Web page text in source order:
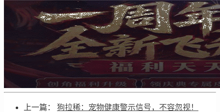
上一篇： 狗拉稀：宠物健康警示信号，不容忽视！